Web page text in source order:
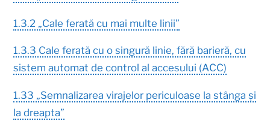
1.3.2 „Cale ferată cu mai multe linii”
1.3.3 Cale ferată cu o singură linie, fără barieră, cu
sistem automat de control al accesului (AСС)
1.33 „Semnalizarea virajelor periculoase la stânga și
la dreapta”